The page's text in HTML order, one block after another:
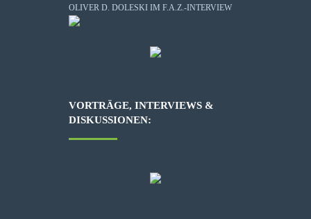
OLIVER D. DOLESKI IM F.A.Z.-INTERVIEW
VORTRÄGE, INTERVIEWS &
DISKUSSIONEN: